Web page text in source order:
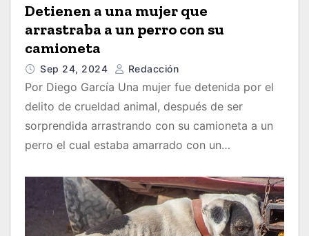
Detienen a una mujer que
arrastraba a un perro con su
camioneta
Sep 24, 2024 Redacción
Por Diego García Una mujer fue detenida por el
delito de crueldad animal, después de ser
sorprendida arrastrando con su camioneta a un
perro el cual estaba amarrado con un…